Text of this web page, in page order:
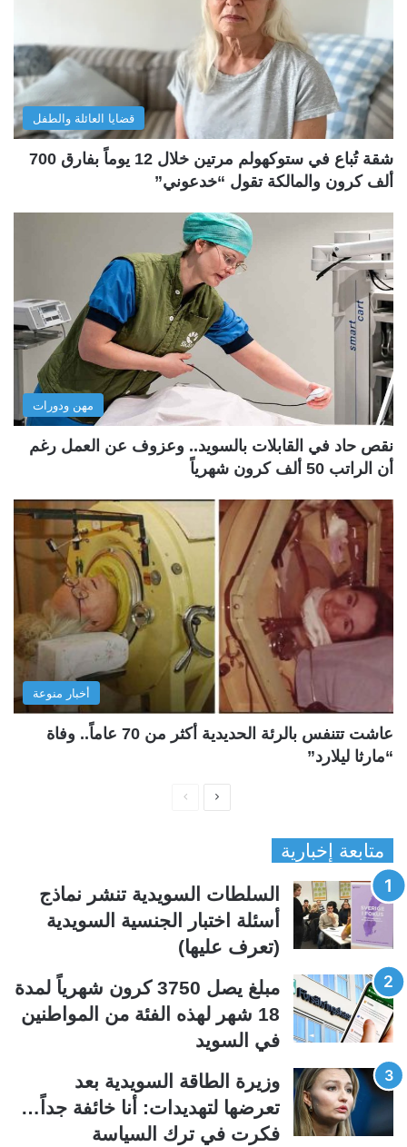
قضايا العائلة والطفل
شقة تُباع في ستوكهولم مرتين خلال 12 يوماً بفارق 700
ألف كرون والمالكة تقول “خدعوني”
مهن ودورات
نقص حاد في القابلات بالسويد.. وعزوف عن العمل رغم
أن الراتب 50 ألف كرون شهرياً
أخبار منوعة
عاشت تتنفس بالرئة الحديدية أكثر من 70 عاماً.. وفاة
“مارثا ليلارد”
ح
ا
ا
ق
ح
ة
ا
ت
ل
ة
متابعة إخبارية
السلطات السويدية تنشر نماذج
أسئلة اختبار الجنسية السويدية
(تعرف عليها)
مبلغ يصل 3750 كرون شهرياً لمدة
18 شهر لهذه الفئة من المواطنين
في السويد
وزيرة الطاقة السويدية بعد
تعرضها لتهديدات: أنا خائفة جداً…
فكرت في ترك السياسة